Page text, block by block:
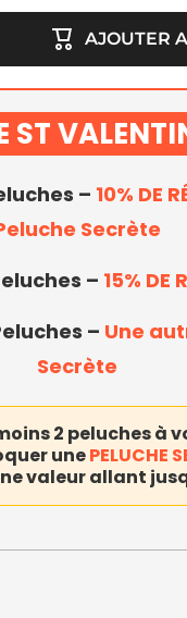
AJOUTER
ST
– 10% DE
Secrète
– 15% DE
– Une
Secrète
2 peluches à
unePELUCHE
valeur allant